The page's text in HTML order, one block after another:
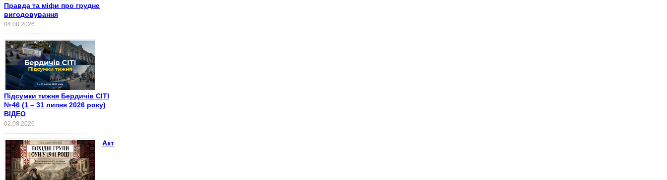
Правда та міфи про грудне
вигодовування
04.08.2026
Підсумки тижня Бердичів СІТІ
№46 (1 – 31 липня 2026 року)
ВІДЕО
02.08.2026
Акт